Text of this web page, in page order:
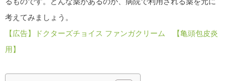
考えてみましょう。
【広告】ドクターズチョイス ファンガクリーム 【亀頭包皮炎
用】